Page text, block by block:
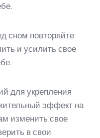
сном повторяйте
и усилить свое
для укрепления
эффект на
изменить свое
в свои